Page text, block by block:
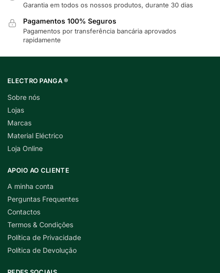
Garantia em todos os nossos produtos, durante 30 dias
Pagamentos 100% Seguros
Pagamentos por transferência bancária aprovados
rapidamente
ELECTRO PANGA ®
Sobre nós
Lojas
Marcas
Material Eléctrico
Loja Online
APOIO AO CLIENTE
A minha conta
Perguntas Frequentes
Contactos
Termos & Condições
Política de Privacidade
Política de Devolução